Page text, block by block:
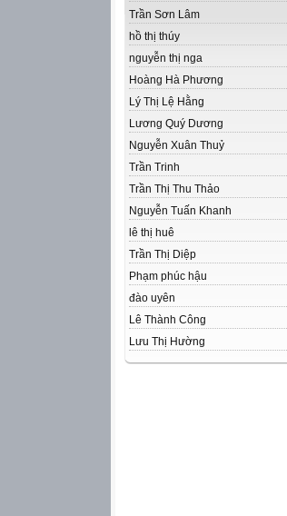
Trần Sơn Lâm
hồ thị thúy
nguyễn thị nga
Hoàng Hà Phương
Lý Thị Lệ Hằng
Lương Quý Dương
Nguyễn Xuân Thuỷ
Trần Trinh
Trần Thị Thu Thảo
Nguyễn Tuấn Khanh
lê thị huê
Trần Thị Diệp
Phạm phúc hậu
đào uyên
Lê Thành Công
Lưu Thị Hường